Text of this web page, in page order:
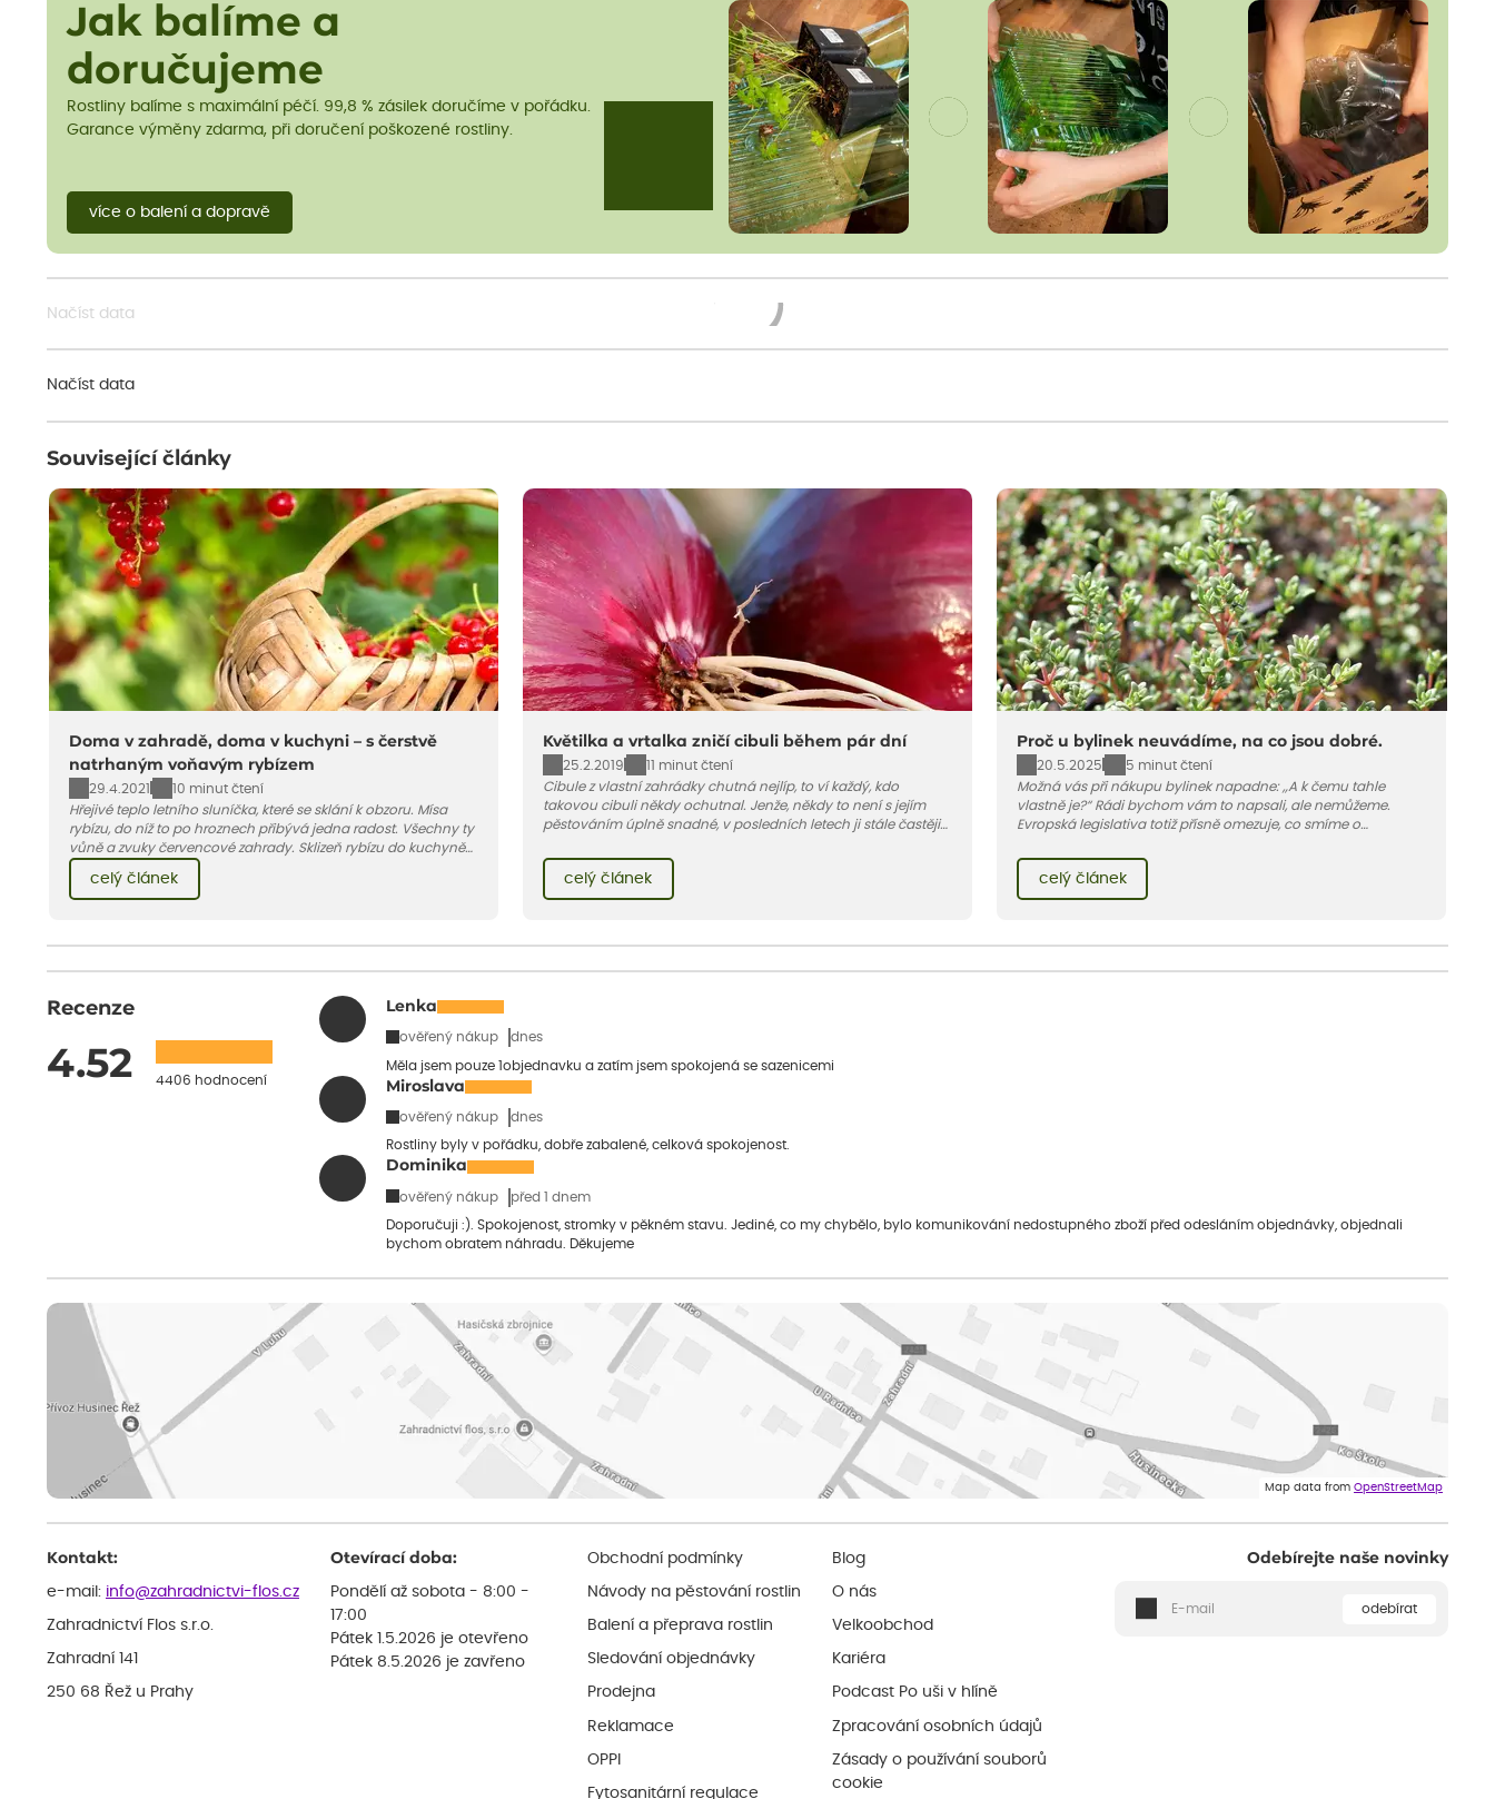
Jak balíme a
doručujeme
Rostliny balíme s maximální péčí. 99,8 % zásilek doručíme v pořádku.
Garance výměny zdarma, při doručení poškozené rostliny.
více o balení a dopravě
Načíst data
Načíst data
Související články
Doma v zahradě, doma v kuchyni – s čerstvě
natrhaným voňavým rybízem
29.4.2021
10 minut čtení
Hřejivé teplo letního sluníčka, které se sklání k obzoru. Mísa
rybízu, do níž to po hroznech přibývá jedna radost. Všechny ty
vůně a zvuky červencové zahrady. Sklizeň rybízu do kuchyně
vnese neuvěřitelný klid a radost. A taky trochu bezstarostnosti
dětství při mlsání babiččina drobenkového koláče s rybízem.
celý článek
Květilka a vrtalka zničí cibuli během pár dní
25.2.2019
11 minut čtení
Cibule z vlastní zahrádky chutná nejlíp, to ví každý, kdo
takovou cibuli někdy ochutnal. Jenže, někdy to není s jejím
pěstováním úplně snadné, v posledních letech ji stále častěji
pórové.
celý článek
Proč u bylinek neuvádíme, na co jsou dobré.
20.5.2025
5 minut čtení
Možná vás při nákupu bylinek napadne: „A k čemu tahle
vlastně je?“ Rádi bychom vám to napsali, ale nemůžeme.
Evropská legislativa totiž přísně omezuje, co smíme o
vysvětlíme proč a kde podobné informace hledat jinde.
celý článek
Recenze
4.52 4406 hodnocení
Lenka
ověřený nákup dnes
Měla jsem pouze 1objednavku a zatím jsem spokojená se sazenicemi
Miroslava
ověřený nákup dnes
Rostliny byly v pořádku, dobře zabalené, celková spokojenost.
Dominika
ověřený nákup před 1 dnem
Doporučuji :). Spokojenost, stromky v pěkném stavu. Jediné, co my chybělo, bylo komunikování nedostupného zboží před odesláním objednávky, objednali
bychom obratem náhradu. Děkujeme
Map data from OpenStreetMap
Kontakt:
e-mail: info@zahradnictvi-flos.cz
Zahradnictví Flos s.r.o.
Zahradní 141
250 68 Řež u Prahy
Otevírací doba:
Pondělí až sobota - 8:00 -
17:00
Pátek 1.5.2026 je otevřeno
Pátek 8.5.2026 je zavřeno
Obchodní podmínky
Návody na pěstování rostlin
Balení a přeprava rostlin
Sledování objednávky
Prodejna
Reklamace
OPPI
Fytosanitární regulace
Blog
O nás
Velkoobchod
Kariéra
Podcast Po uši v hlíně
Zpracování osobních údajů
Zásady o používání souborů
cookie
Odebírejte naše novinky
odebírat